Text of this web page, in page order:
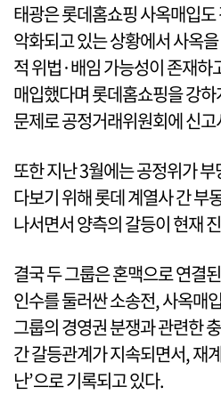
태광은 롯데홈쇼핑 사옥매입
악화되고 있는 상황에서 사옥
적 위법·배임 가능성이 존재하
매입했다며 롯데홈쇼핑을 강
문제로 공정거래위원회에 신
또한 지난 3월에는 공정위가
다보기 위해 롯데 계열사 간 부
나서면서 양측의 갈등이 현재
결국 두 그룹은 혼맥으로 연결
인수를 둘러싼 소송전, 사옥매
그룹의 경영권 분쟁과 관련한
간 갈등관계가 지속되면서, 재
난’으로 기록되고 있다.